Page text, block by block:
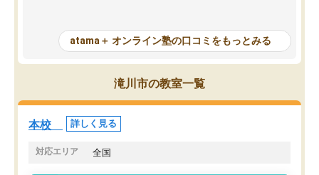
が、自分で自分の管理ができない人に
とっては難しい部分もあるのではない
かと思った。
元数が可視化されるので
しながら意欲的に取り組
常に効果を実感している
すめできる塾です。
atama＋ オンライン塾の口コミをもっとみる
滝川市の教室一覧
本校 詳しく見る
対応エリア 全国